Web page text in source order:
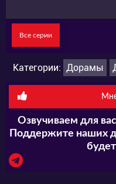
горя мафиози.
Все серии
Категории: Дорамы
Озвучиваем для
Поддержите наших